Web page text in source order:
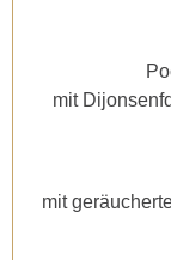
mit
mit